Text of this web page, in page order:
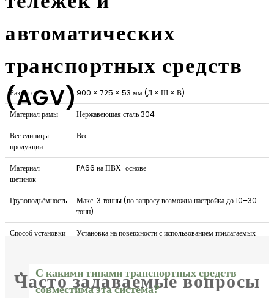
автоматических
транспортных средств
(AGV)
Размер 900 × 725 × 53 мм (Д × Ш × В)
Материал рамы Нержавеющая сталь 304
Вес единицы
продукции
Вес
Материал
щетинок
PA66 на ПВХ-основе
Грузоподъёмность
Макс. 3 тонны (по запросу возможна настройка до 10–30
тонн)
Способ установки
Установка на поверхности с использованием прилагаемых
Часто задаваемые вопросы
С какими типами транспортных средств
совместима эта система?